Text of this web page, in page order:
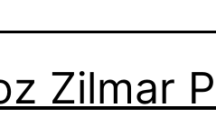
Zilmar